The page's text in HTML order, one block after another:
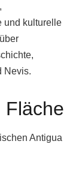
und kulturelle
Nevis.
Fläche
Antigua